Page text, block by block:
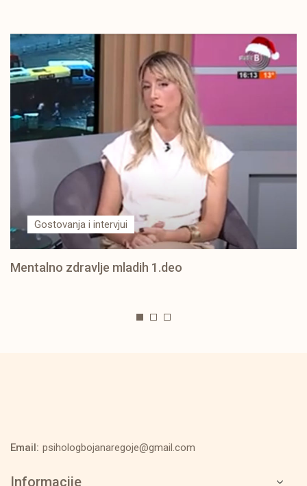
Gostovanja i intervjui
Mentalno zdravlje mladih 1.deo
Email: psihologbojanaregoje@gmail.com
Informacije